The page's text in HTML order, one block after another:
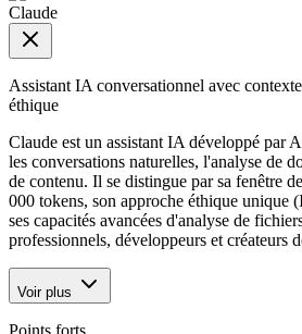
Claude
Assistant IA conversationnel avec
éthique
Claude est un assistant IA développé par
les conversations naturelles, l'analyse de
de contenu. Il se distingue par sa fenêtre
000 tokens, son approche éthique unique
ses capacités avancées d'analyse de
professionnels, développeurs et créateurs
Voir plus
Points forts